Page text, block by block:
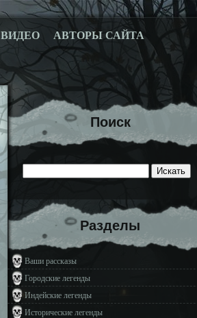
ВИДЕО АВТОРЫ САЙТА
Поиск
Разделы
Ваши рассказы
Городские легенды
Индейские легенды
Исторические легенды